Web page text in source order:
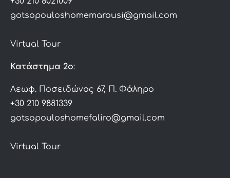
gotsopouloshomemarousi@gmail.com
Virtual Tour
Κατάστημα 2ο:
Λεωφ. Ποσειδώνος 67, Π. Φάληρο
+30 210 9881339
gotsopouloshomefaliro@gmail.com
Virtual Tour